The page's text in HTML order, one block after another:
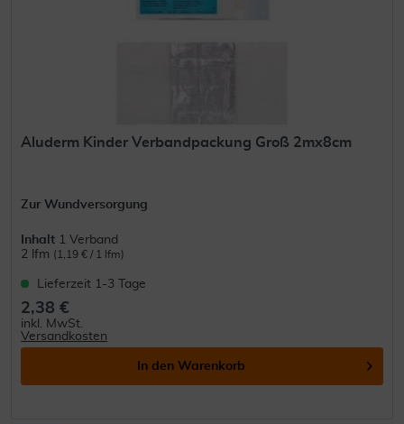
Aluderm Kinder Verbandpackung Groß 2mx8cm
Zur Wundversorgung
Inhalt 1 Verband
2 lfm (1,19 € / 1 lfm)
Lieferzeit 1-3 Tage
2,38 €
inkl. MwSt.
Versandkosten
In den Warenkorb